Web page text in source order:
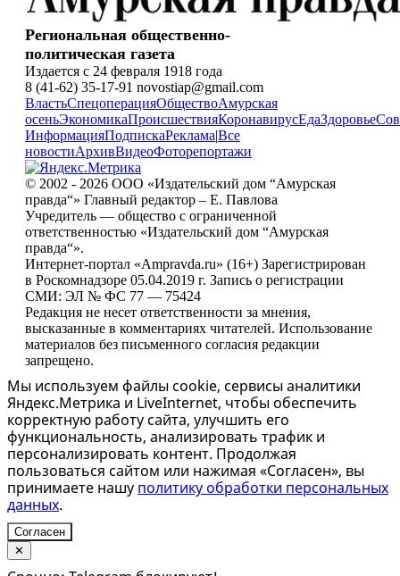
Региональная общественно-
политическая газета
Издается с 24 февраля 1918 года
8 (41-62) 35-17-91 novostiap@gmail.com
ВластьСпецоперацияОбществоАмурская
осеньЭкономикаПроисшествияКоронавирусЕдаЗдоровье
ИнформацияПодпискаРеклама|Все
новостиАрхивВидеоФоторепортажи
© 2002 - 2026 ООО «Издательский дом “Амурская
правда“» Главный редактор – Е. Павлова
Учредитель — общество с ограниченной
ответственностью «Издательский дом “Амурская
правда“».
Интернет-портал «Ampravda.ru» (16+) Зарегистрирован
в Роскомнадзоре 05.04.2019 г. Запись о регистрации
СМИ: ЭЛ № ФС 77 — 75424
Редакция не несет ответственности за мнения,
высказанные в комментариях читателей. Использование
материалов без письменного согласия редакции
запрещено.
Мы используем файлы cookie, сервисы аналитики
Яндекс.Метрика и LiveInternet, чтобы обеспечить
корректную работу сайта, улучшить его
функциональность, анализировать трафик и
персонализировать контент. Продолжая
пользоваться сайтом или нажимая «Согласен», вы
принимаете нашу политику обработки персональных
данных.
Согласен
✕